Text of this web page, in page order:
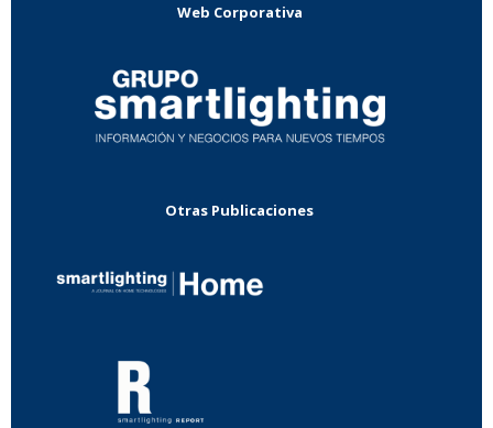
Web Corporativa
Otras Publicaciones